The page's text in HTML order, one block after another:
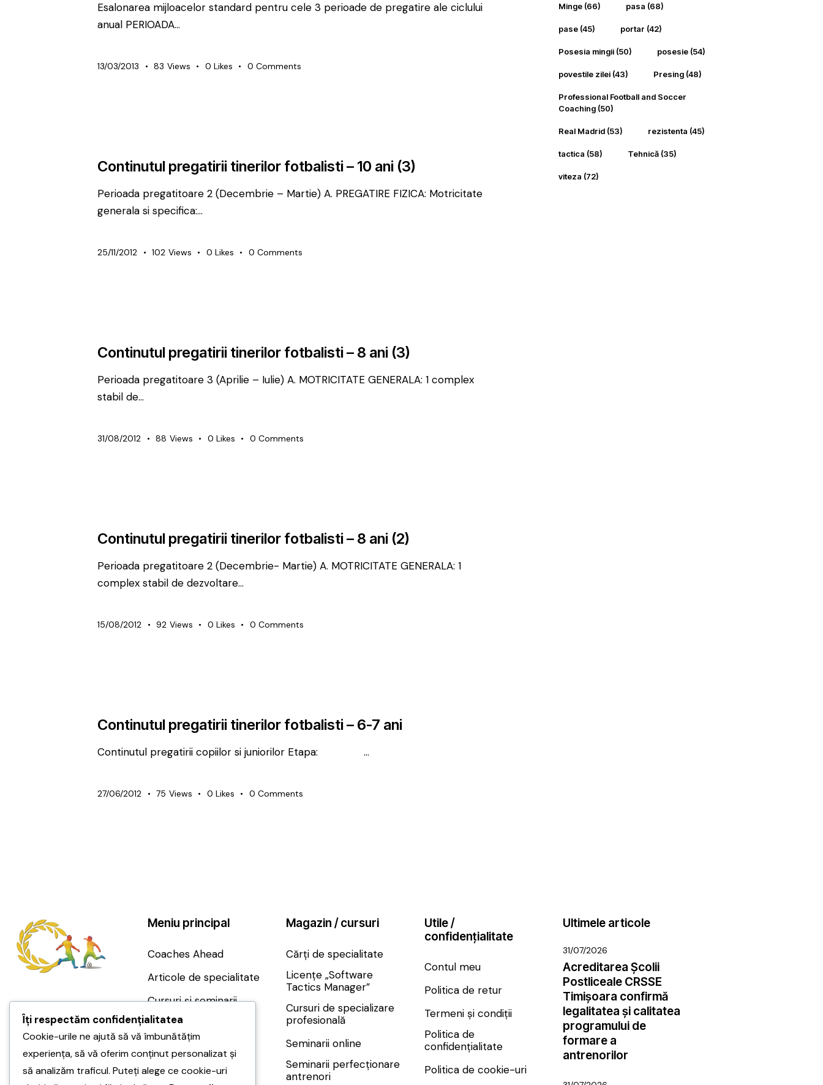
Esalonarea mijloacelor standard pentru cele 3 perioade de pregatire ale ciclului
anual PERIOADA…
13/03/2013 83 Views 0 Likes 0 Comments
Continutul pregatirii tinerilor fotbalisti – 10 ani (3)
Perioada pregatitoare 2 (Decembrie – Martie) A. PREGATIRE FIZICA: Motricitate
generala si specifica:…
25/11/2012 102 Views 0 Likes 0 Comments
Continutul pregatirii tinerilor fotbalisti – 8 ani (3)
Perioada pregatitoare 3 (Aprilie – Iulie) A. MOTRICITATE GENERALA: 1 complex
stabil de…
31/08/2012 88 Views 0 Likes 0 Comments
Continutul pregatirii tinerilor fotbalisti – 8 ani (2)
Perioada pregatitoare 2 (Decembrie- Martie) A. MOTRICITATE GENERALA: 1
complex stabil de dezvoltare…
15/08/2012 92 Views 0 Likes 0 Comments
Continutul pregatirii tinerilor fotbalisti – 6-7 ani
Continutul pregatirii copiilor si juniorilor Etapa: …
27/06/2012 75 Views 0 Likes 0 Comments
Minge (66) pasa (68)
pase (45) portar (42)
Posesia mingii (50) posesie (54)
povestile zilei (43) Presing (48)
Professional Football and Soccer
Coaching (50)
Real Madrid (53) rezistenta (45)
tactica (58) Tehnică (35)
viteza (72)
0724 022 858
+4 0724 022 858
contact@coaches-
ahead.ro
Meniu principal
Coaches Ahead
Articole de specialitate
Cursuri și seminarii
Magazin
Despre noi
Servicii
Magazin / cursuri
Cărți de specialitate
Licențe „Software
Tactics Manager”
Cursuri de specializare
profesională
Seminarii online
Seminarii perfecționare
antrenori
Utile /
confidențialitate
Contul meu
Politica de retur
Termeni și condiții
Politica de
confidențialitate
Politica de cookie-uri
Ultimele articole
31/07/2026
Acreditarea Școlii
Postliceale CRSSE
Timișoara confirmă
legalitatea și calitatea
programului de
formare a
antrenorilor
Îți respectăm confidențialitatea
Cookie-urile ne ajută să vă îmbunătățim
experiența, să vă oferim conținut personalizat și
să analizăm traficul. Puteți alege ce cookie-uri